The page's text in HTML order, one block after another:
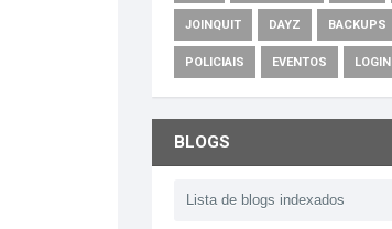
JOINQUIT DAYZ BACKUPS
POLICIAIS EVENTOS LOGIN
BLOGS